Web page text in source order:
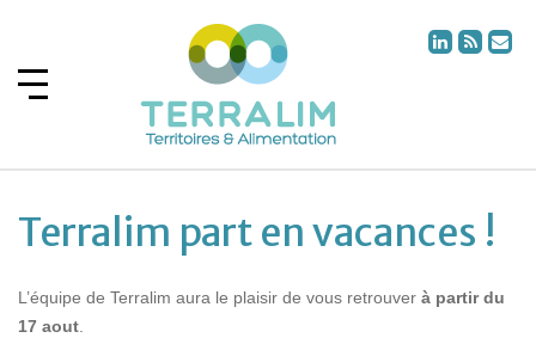
Terralim part en vacances !
L’équipe de Terralim aura le plaisir de vous retrouver à partir du
17 aout